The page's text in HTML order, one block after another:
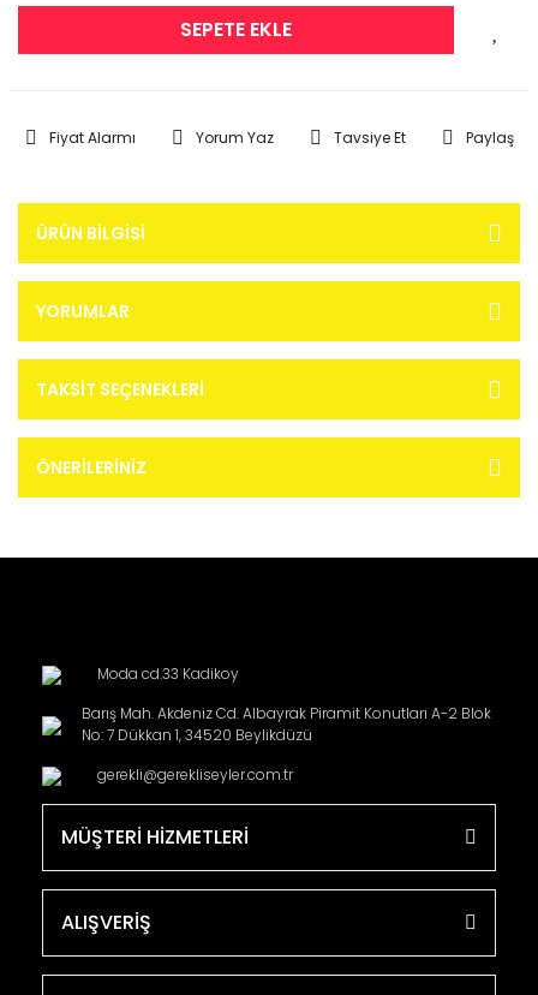
SEPETE EKLE
Fiyat Alarmı Yorum Yaz Tavsiye Et Paylaş
ÜRÜN BILGISI
YORUMLAR
TAKSIT SEÇENEKLERI
ÖNERILERINIZ
Moda cd.33 Kadikoy
Barış Mah. Akdeniz Cd. Albayrak Piramit Konutları A-2 Blok
No: 7 Dükkan 1, 34520 Beylikdüzü
gerekli@gerekliseyler.com.tr
MÜŞTERİ HİZMETLERİ
ALIŞVERİŞ